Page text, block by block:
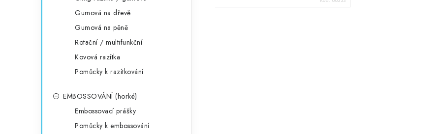
Gumová na dřevě
Gumová na pěně
Rotační / multifunkční
Kovová razítka
Pomůcky k razítkování
EMBOSSOVÁNÍ (horké)
Embossovací prášky
Pomůcky k embossování